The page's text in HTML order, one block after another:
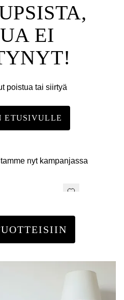
EI
poistua tai siirtyä
ETUSIVULLE
nyt kampanjassa